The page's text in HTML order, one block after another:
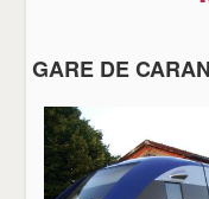
GARE DE